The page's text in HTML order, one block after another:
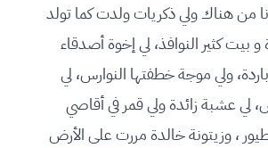
من هناك ولي ذكريات ولدت كما تولد
و بيت كثير النوافذ، لي إخوة أصدقاء
ولي موجة خطفتها النوارس، لي
عشبة زائدة ولي قمر في أقاصي
، وزيتونة خالدة مررت على الأرض